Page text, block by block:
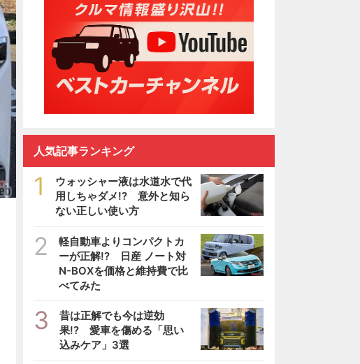
人気記事ランキング
1
ウォッシャー液は水道水で代
用しちゃダメ!? 意外と知ら
ない正しい使い方
2
軽自動車よりコンパクトカ
ーが正解!? 日産 ノート対
N-BOXを価格と維持費で比
べてみた
3
昔は正解でも今は逆効
果!? 愛車を傷める「思い
込みケア」3選